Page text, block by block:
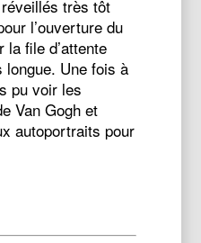
très tôt
l’ouverture du
la file d’attente
longue. Une fois à
pu voir les
Van Gogh et
autoportraits pour